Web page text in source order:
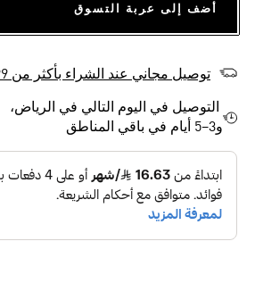
أضف إلى عربة التسوق
توصيل مجاني عند الشراء بأكثر من 299 ر.س
التوصيل في اليوم التالي في الرياض،
و3–5 أيام في باقي المناطق